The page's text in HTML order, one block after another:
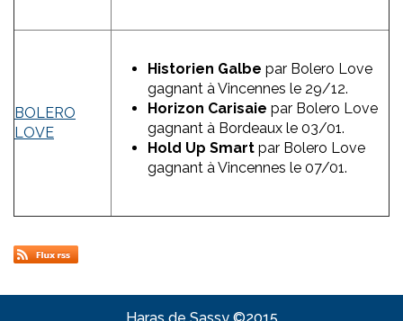
BOLERO
LOVE
Historien Galbe par Bolero Love
gagnant à Vincennes le 29/12.
Horizon Carisaie par Bolero Love
gagnant à Bordeaux le 03/01.
Hold Up Smart par Bolero Love
gagnant à Vincennes le 07/01.